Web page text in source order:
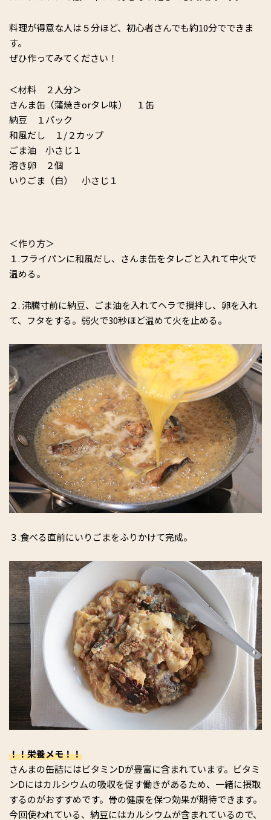
料理が得意な人は５分ほど、初心者さんでも約10分でできま
す。
ぜひ作ってみてください！
＜材料 ２人分＞
さんま缶（蒲焼きorタレ味） １缶
納豆 １パック
和風だし １/２カップ
ごま油 小さじ１
溶き卵 ２個
いりごま（白） 小さじ１
＜作り方＞
１.フライパンに和風だし、さんま缶をタレごと入れて中火で
温める。
２. 沸騰寸前に納豆、ごま油を入れてヘラで撹拌し、卵を入れ
て、フタをする。弱火で30秒ほど温めて火を止める。
３.食べる直前にいりごまをふりかけて完成。
！！栄養メモ！！
さんまの缶詰にはビタミンDが豊富に含まれています。ビタミ
ンDにはカルシウムの吸収を促す働きがあるため、一緒に摂取
するのがおすすめです。骨の健康を保つ効果が期待できます。
今回使われている、納豆にはカルシウムが含まれているので、